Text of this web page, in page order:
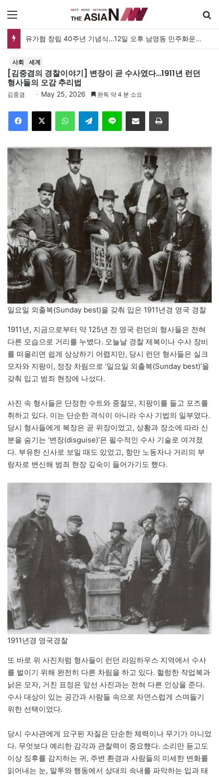
메뉴
유가협 창립 40주년 기념식…12일 오후 남영동 민주화운동기념관
사회 세계
[김중겸의 경찰이야기] 변장이 곧 수사였다…1911년 런던
형사들의 오감 추리법
김중겸 May 25, 2026 완독 약 4 분 소요
Facebook
X WhatsAppTelegramLine 이메일 인쇄
일요일 외출복(Sunday best)을 갖춰 입은 1911년경 영국 경찰
1911년, 지금으로부터 약 125년 전 영국 런던의 형사들은 전혀
다른 모습으로 거리를 누볐다. 오늘날 경찰 제복이나 수사 장비
를 떠올리면 쉽게 상상하기 어렵지만, 당시 런던 형사들은 실크
모자와 지팡이, 정장 차림으로 ‘일요일 외출복(Sunday best)’을
갖춰 입고 범죄 현장에 나섰다.
사진 속 형사들은 단정한 수트와 중절모, 지팡이를 들고 포즈를
취하고 있다. 이는 단순한 격식이 아니라 수사 기법의 일부였다.
당시 형사들에게 복장은 곧 위장이었고, 상황과 장소에 따라 신
분을 숨기는 ‘변장(disguise)’은 필수적인 수사 기술로 여겨졌
다. 부유한 신사로 보일 때도 있었고, 항만 노동자나 거리의 부
랑자로 변신해 범죄 현장 깊숙이 들어가기도 했다.
1911년경 영국경찰
또 바로 위 사진처럼 형사들이 런던 라임하우스 지역에서 수사
를 벌이기 위해 완전히 다른 차림을 하고 있다. 헐렁한 작업복과
낡은 모자, 거친 표정은 앞선 사진과는 전혀 다른 인상을 준다.
수사 대상이 있는 공간과 사람들 속으로 자연스럽게 스며들기
위한 선택이었다.
당시 수사관에게 요구된 자질은 단순한 체력이나 무기가 아니었
다. 무엇보다 예리한 감각과 관찰력이 중요했다. 소리만 듣고도
이상 징후를 감지하는 귀, 주변 환경과 사람들의 미세한 변화를
읽어내는 눈, 말투와 행동에서 상대의 속내를 파악하는 입과 태